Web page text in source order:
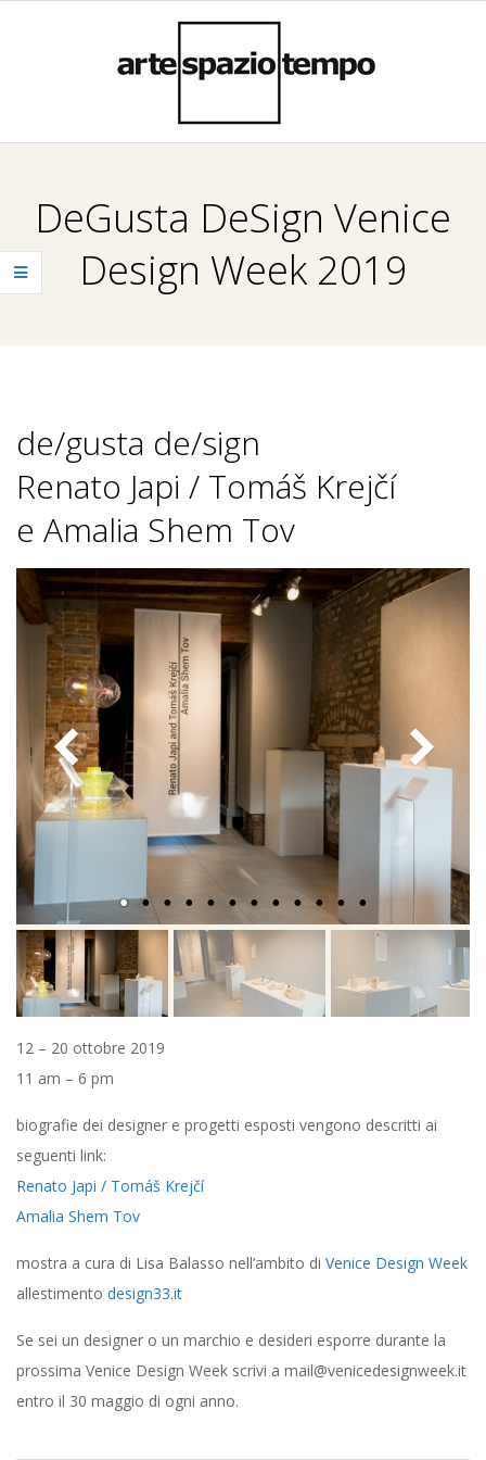
A
T
E
P
A
Z
O
T
E
M
P
O
DeGusta DeSign Venice
Design Week 2019
de/gusta de/sign
Renato Japi / Tomáš Krejčí
e Amalia Shem Tov
12 – 20 ottobre 2019
11 am – 6 pm
biografie dei designer e progetti esposti vengono descritti ai
seguenti link:
Renato Japi / Tomáš Krejčí
Amalia Shem Tov
mostra a cura di Lisa Balasso nell’ambito di Venice Design Week
allestimento design33.it
Se sei un designer o un marchio e desideri esporre durante la
prossima Venice Design Week scrivi a mail@venicedesignweek.it
entro il 30 maggio di ogni anno.